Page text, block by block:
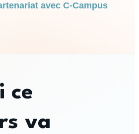
avec C-Campus
ce
va